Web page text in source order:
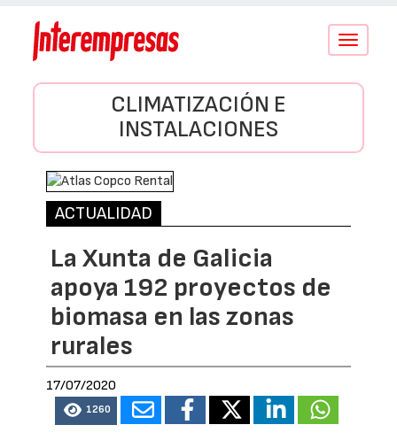
Conmutar
CLIMATIZACIÓN E
INSTALACIONES
ACTUALIDAD
La Xunta de Galicia
apoya 192 proyectos de
biomasa en las zonas
rurales
17/07/2020
1260